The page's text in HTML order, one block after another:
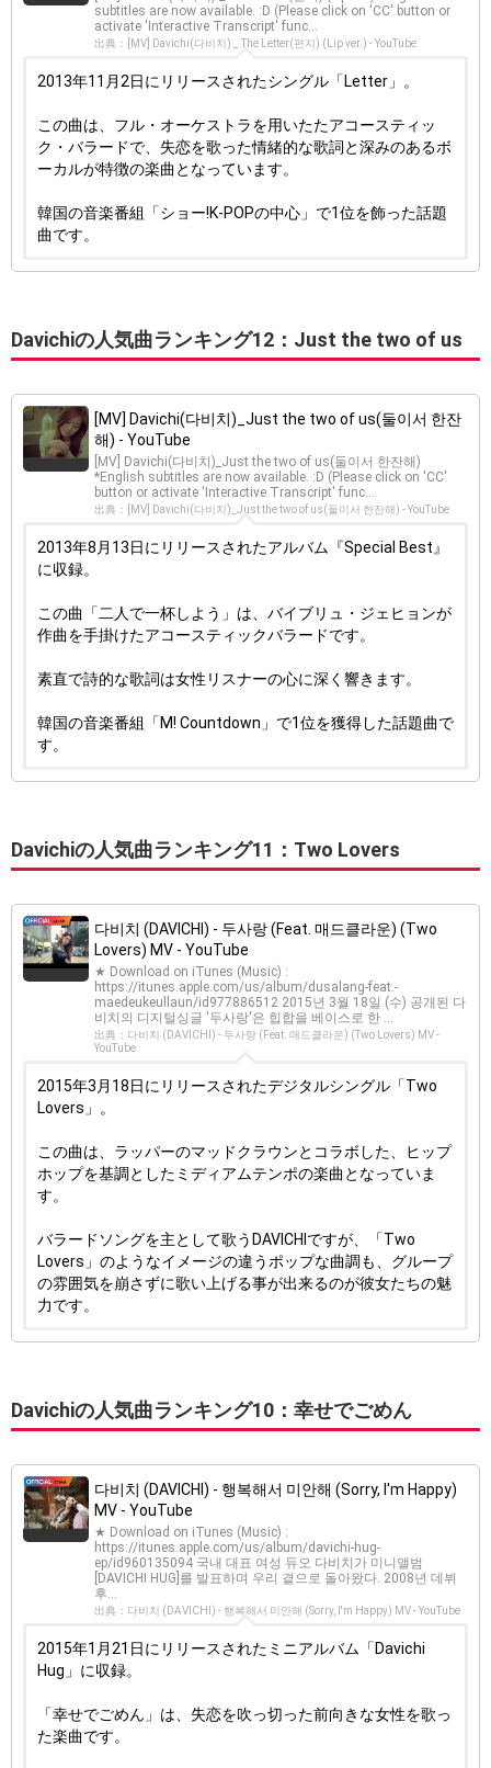
subtitles are now available. :D (Please click on 'CC' button or
activate 'Interactive Transcript' func...
出典：[MV] Davichi(다비치) _ The Letter(편지) (Lip ver.) - YouTube
2013年11月2日にリリースされたシングル「Letter」。
この曲は、フル・オーケストラを用いたたアコースティッ
ク・バラードで、失恋を歌った情緒的な歌詞と深みのあるボ
ーカルが特徴の楽曲となっています。
韓国の音楽番組「ショー!K-POPの中心」で1位を飾った話題
曲です。
Davichiの人気曲ランキング12：Just the two of us
[MV] Davichi(다비치)_Just the two of us(둘이서 한잔
해) - YouTube
[MV] Davichi(다비치)_Just the two of us(둘이서 한잔해)
*English subtitles are now available. :D (Please click on 'CC'
button or activate 'Interactive Transcript' func...
出典：[MV] Davichi(다비치)_Just the two of us(둘이서 한잔해) - YouTube
2013年8月13日にリリースされたアルバム『Special Best』
に収録。
この曲「二人で一杯しよう」は、バイブリュ・ジェヒョンが
作曲を手掛けたアコースティックバラードです。
素直で詩的な歌詞は女性リスナーの心に深く響きます。
韓国の音楽番組「M! Countdown」で1位を獲得した話題曲で
す。
Davichiの人気曲ランキング11：Two Lovers
다비치 (DAVICHI) - 두사랑 (Feat. 매드클라운) (Two
Lovers) MV - YouTube
★ Download on iTunes (Music) :
https://itunes.apple.com/us/album/dusalang-feat.-
maedeukeullaun/id977886512 2015년 3월 18일 (수) 공개된 다
비치의 디지털싱글 '두사랑'은 힙합을 베이스로 한 ...
出典：다비치 (DAVICHI) - 두사랑 (Feat. 매드클라운) (Two Lovers) MV -
YouTube
2015年3月18日にリリースされたデジタルシングル「Two
Lovers」。
この曲は、ラッパーのマッドクラウンとコラボした、ヒップ
ホップを基調としたミディアムテンポの楽曲となっていま
す。
バラードソングを主として歌うDAVICHIですが、「Two
Lovers」のようなイメージの違うポップな曲調も、グループ
の雰囲気を崩さずに歌い上げる事が出来るのが彼女たちの魅
力です。
Davichiの人気曲ランキング10：幸せでごめん
다비치 (DAVICHI) - 행복해서 미안해 (Sorry, I'm Happy)
MV - YouTube
★ Download on iTunes (Music) :
https://itunes.apple.com/us/album/davichi-hug-
ep/id960135094 국내 대표 여성 듀오 다비치가 미니앨범
[DAVICHI HUG]를 발표하며 우리 곁으로 돌아왔다. 2008년 데뷔
후...
出典：다비치 (DAVICHI) - 행복해서 미안해 (Sorry, I'm Happy) MV - YouTube
2015年1月21日にリリースされたミニアルバム「Davichi
Hug」に収録。
「幸せでごめん」は、失恋を吹っ切った前向きな女性を歌っ
た楽曲です。